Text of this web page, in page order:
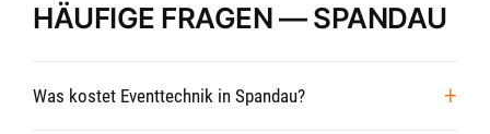
HÄUFIGE FRAGEN — SPANDAU
Was kostet Eventtechnik in Spandau?